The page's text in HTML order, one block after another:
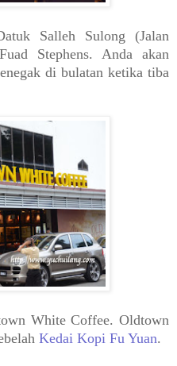
Salleh Sulong (Jalan
Stephens. Anda akan
di bulatan ketika tiba
White Coffee. Oldtown
Kedai Kopi Fu Yuan.